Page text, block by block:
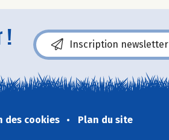
! Inscription newsletter
des cookies Plan du site